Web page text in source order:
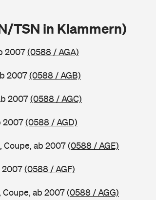
TSN in Klammern)
2007(0588 / AGA)
2007(0588 / AGB)
2007(0588 / AGC)
2007(0588 / AGD)
Coupe, ab 2007(0588 / AGE)
2007(0588 / AGF)
Coupe, ab 2007(0588 / AGG)